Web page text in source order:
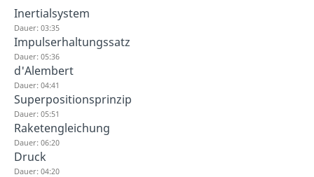
Inertialsystem
Dauer: 03:35
Impulserhaltungssatz
Dauer: 05:36
d'Alembert
Dauer: 04:41
Superpositionsprinzip
Dauer: 05:51
Raketengleichung
Dauer: 06:20
Druck
Dauer: 04:20